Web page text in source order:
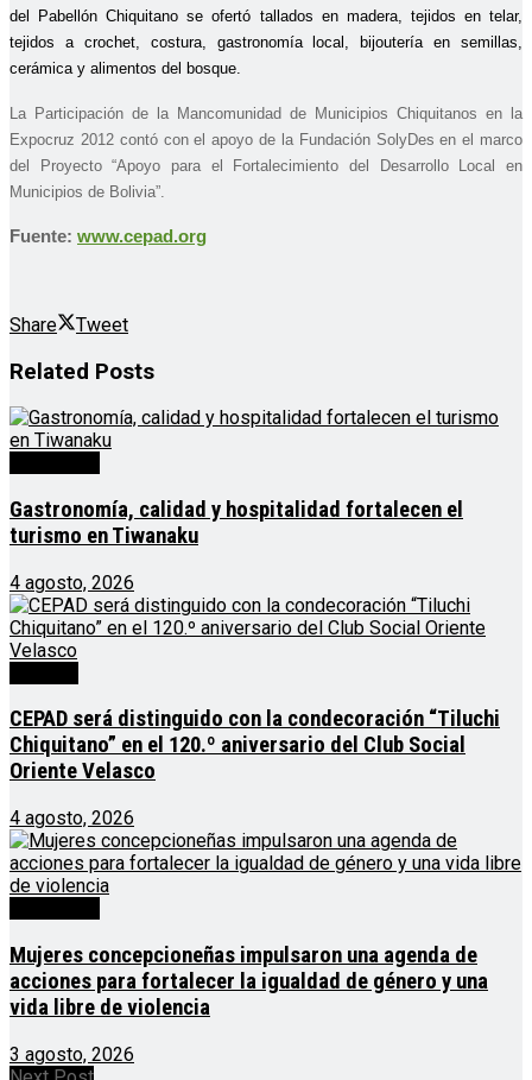
del Pabellón Chiquitano se ofertó tallados en madera, tejidos en telar,
tejidos a crochet, costura, gastronomía local, bijoutería en semillas,
cerámica y alimentos del bosque.
La Participación de la Mancomunidad de Municipios Chiquitanos en la
Expocruz 2012 contó con el apoyo de la Fundación SolyDes en el marco
del Proyecto“Apoyo para el Fortalecimiento del Desarrollo Local en
Municipios de Bolivia”.
Fuente: www.cepad.org
Share Tweet
Related Posts
Gastronomía, calidad y hospitalidad fortalecen el
turismo en Tiwanaku
4 agosto, 2026
CEPAD será distinguido con la condecoración “Tiluchi
Chiquitano” en el 120.º aniversario del Club Social
Oriente Velasco
4 agosto, 2026
Mujeres concepcioneñas impulsaron una agenda de
acciones para fortalecer la igualdad de género y una
vida libre de violencia
3 agosto, 2026